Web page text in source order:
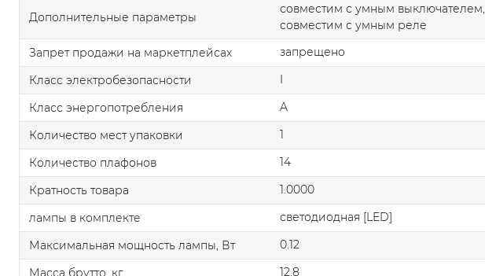
Дополнительные параметры
совместим с умным выключателем,
совместим с умным реле
Запрет продажи на маркетплейсах
запрещено
Класс электробезопасности
I
Класс энергопотребления
A
Количество мест упаковки
1
Количество плафонов
14
Кратность товара
1.0000
лампы в комплекте
светодиодная [LED]
Максимальная мощность лампы, Вт
0.12
Масса брутто, кг
12.8